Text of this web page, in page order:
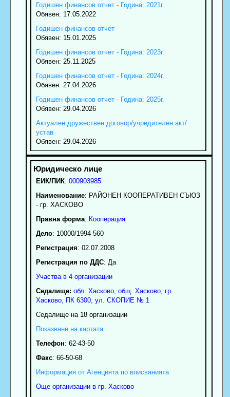
Годишен финансов отчет - Година: 2021г.
Обявен: 17.05.2022
Годишен финансов отчет
Обявен: 15.01.2025
Годишен финансов отчет - Година: 2023г.
Обявен: 25.11.2025
Годишен финансов отчет - Година: 2024г.
Обявен: 27.04.2026
Годишен финансов отчет - Година: 2025г.
Обявен: 29.04.2026
Актуален дружествен договор/учредителен акт/
устав
Обявен: 29.04.2026
ЕИК/ПИК: 000903985
Наименование: РАЙОНЕН КООПЕРАТИВЕН СЪЮЗ
- гр. ХАСКОВО
Правна форма: Кооперация
Дело: 10000/1994 560
Регистрация: 02.07.2008
Регистрация по ДДС: Да
Участва в 4 организации
Седалище: обл. Хасково, общ. Хасково, гр.
Хасково, ПК 6300, ул. СКОПИЕ № 1
Седалище на 18 организации
Показване на картата
Телефон: 62-43-50
Факс: 66-50-68
Информация от Агенцията по вписванията
Още организации в гр. Хасково